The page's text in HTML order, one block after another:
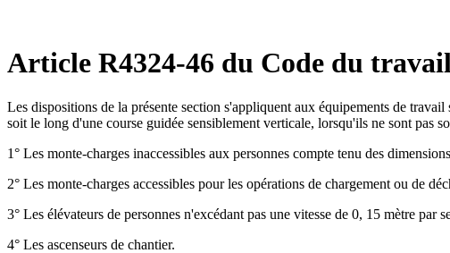
Article R4324-46 du Code du travail
Les dispositions de la présente section s'appliquent aux équipements de
soit le long d'une course guidée sensiblement verticale, lorsqu'ils ne sont pas
1° Les monte-charges inaccessibles aux personnes compte tenu des
2° Les monte-charges accessibles pour les opérations de chargement ou de
3° Les élévateurs de personnes n'excédant pas une vitesse de 0, 15 mètre par
4° Les ascenseurs de chantier.